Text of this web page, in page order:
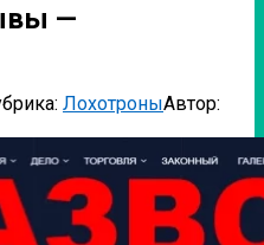
—
ЛохотроныАвтор: